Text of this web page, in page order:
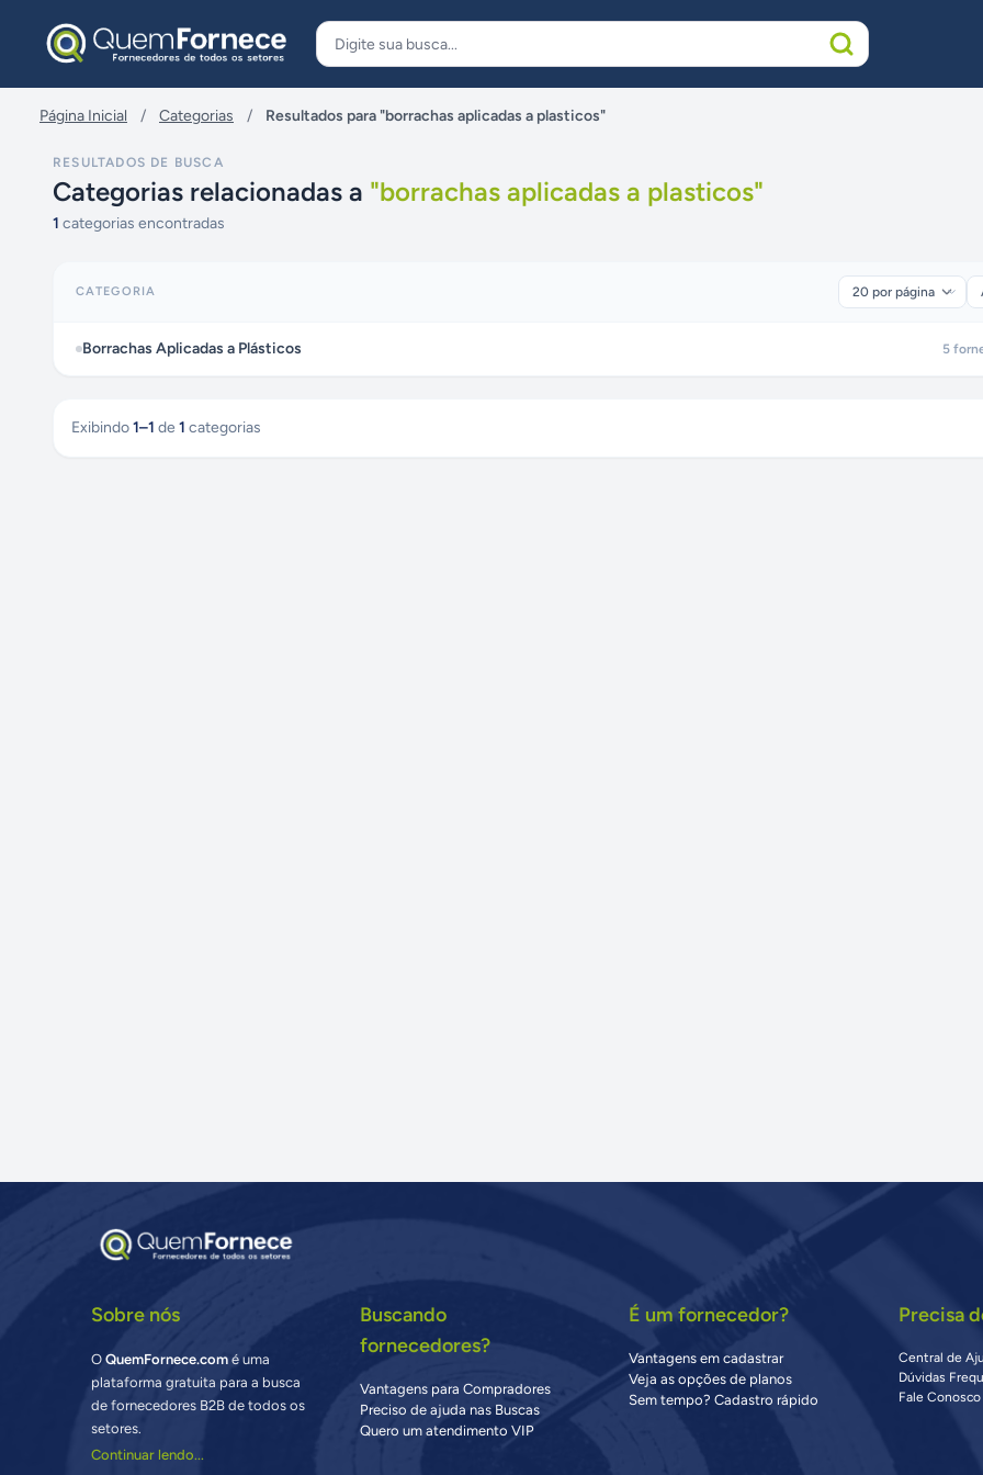
Página Inicial / Categorias / Resultados para "borrachas aplicadas a plasticos"
RESULTADOS DE BUSCA
Categorias relacionadas a "borrachas aplicadas a plasticos"
1 categorias encontradas
CATEGORIA
Borrachas Aplicadas a Plásticos 5
Exibindo1–1 de 1 categorias
Sobre nós
OQuemFornece.com é uma
plataforma gratuita para a busca
de fornecedores B2B de todos os
setores.
Continuar lendo...
Buscando
fornecedores?
Vantagens para Compradores
Preciso de ajuda nas Buscas
Quero um atendimento VIP
É um fornecedor?
Vantagens em cadastrar
Veja as opções de planos
Sem tempo? Cadastro rápido
Precisa
Central de
Dúvidas
Fale Conosco